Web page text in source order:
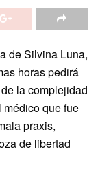
de Silvina Luna,
horas pedirá
la complejidad
que fue
praxis,
de libertad